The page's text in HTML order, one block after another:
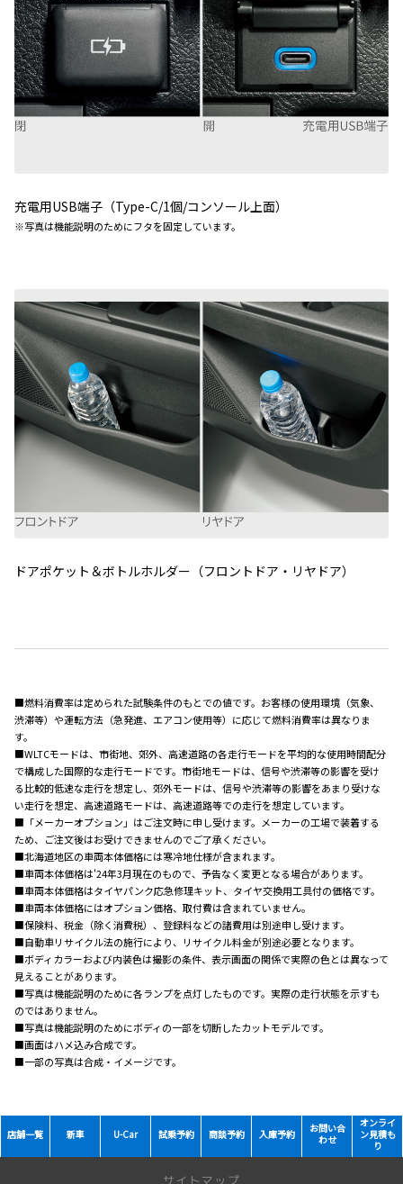
充電用USB端子（Type-C/1個/コンソール上面）
※写真は機能説明のためにフタを固定しています。
ドアポケット＆ボトルホルダー（フロントドア・リヤドア）
■燃料消費率は定められた試験条件のもとでの値です。お客様の使用環境（気象、
渋滞等）や運転方法（急発進、エアコン使用等）に応じて燃料消費率は異なりま
す。
■WLTCモードは、市街地、郊外、高速道路の各走行モードを平均的な使用時間配分
で構成した国際的な走行モードです。市街地モードは、信号や渋滞等の影響を受け
る比較的低速な走行を想定し、郊外モードは、信号や渋滞等の影響をあまり受けな
い走行を想定、高速道路モードは、高速道路等での走行を想定しています。
■「メーカーオプション」はご注文時に申し受けます。メーカーの工場で装着する
ため、ご注文後はお受けできませんのでご了承ください。
■北海道地区の車両本体価格には寒冷地仕様が含まれます。
■車両本体価格は'24年3月現在のもので、予告なく変更となる場合があります。
■車両本体価格はタイヤパンク応急修理キット、タイヤ交換用工具付の価格です。
■車両本体価格にはオプション価格、取付費は含まれていません。
■保険料、税金（除く消費税）、登録料などの諸費用は別途申し受けます。
■自動車リサイクル法の施行により、リサイクル料金が別途必要となります。
■ボディカラーおよび内装色は撮影の条件、表示画面の関係で実際の色とは異なって
見えることがあります。
■写真は機能説明のために各ランプを点灯したものです。実際の走行状態を示すも
のではありません。
■写真は機能説明のためにボディの一部を切断したカットモデルです。
■画面はハメ込み合成です。
■一部の写真は合成・イメージです。
店舗一覧 新車 U-Car 試乗予約 商談予約 入庫予約
お問い合
わせ
オンライ
ン見積も
り
サイトマップ